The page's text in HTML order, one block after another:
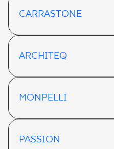
CARRASTONE
ARCHITEQ
MONPELLI
PASSION